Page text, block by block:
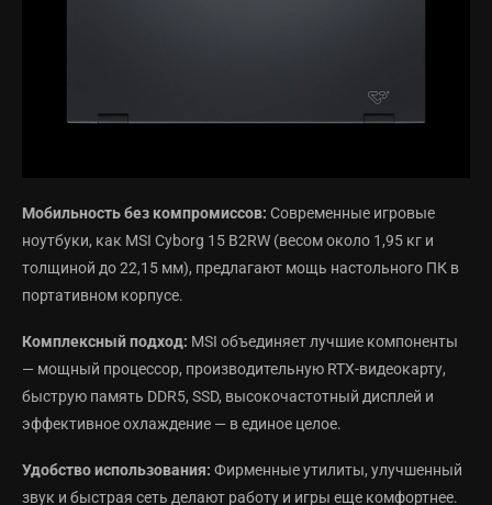
Мобильность без компромиссов: Современные игровые
ноутбуки, как MSI Cyborg 15 B2RW (весом около 1,95 кг и
толщиной до 22,15 мм), предлагают мощь настольного ПК в
портативном корпусе.
Комплексный подход: MSI объединяет лучшие компоненты
— мощный процессор, производительную RTX-видеокарту,
быструю память DDR5, SSD, высокочастотный дисплей и
эффективное охлаждение — в единое целое.
Удобство использования: Фирменные утилиты, улучшенный
звук и быстрая сеть делают работу и игры еще комфортнее.